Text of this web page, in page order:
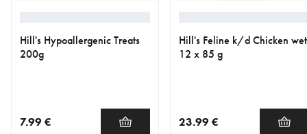
Hill's Hypoallergenic Treats
200g
7.99 €
Hill's Feline k/d Chicken wet
12 x 85 g
23.99 €